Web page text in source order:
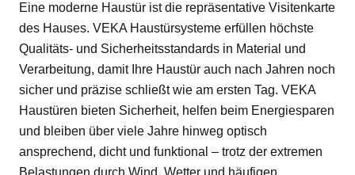
Eine moderne Haustür ist die repräsentative Visitenkarte
des Hauses. VEKA Haustürsysteme erfüllen höchste
Qualitäts- und Sicherheitsstandards in Material und
Verarbeitung, damit Ihre Haustür auch nach Jahren noch
sicher und präzise schließt wie am ersten Tag. VEKA
Haustüren bieten Sicherheit, helfen beim Energiesparen
und bleiben über viele Jahre hinweg optisch
ansprechend, dicht und funktional – trotz der extremen
Belastungen durch Wind, Wetter und häufigen